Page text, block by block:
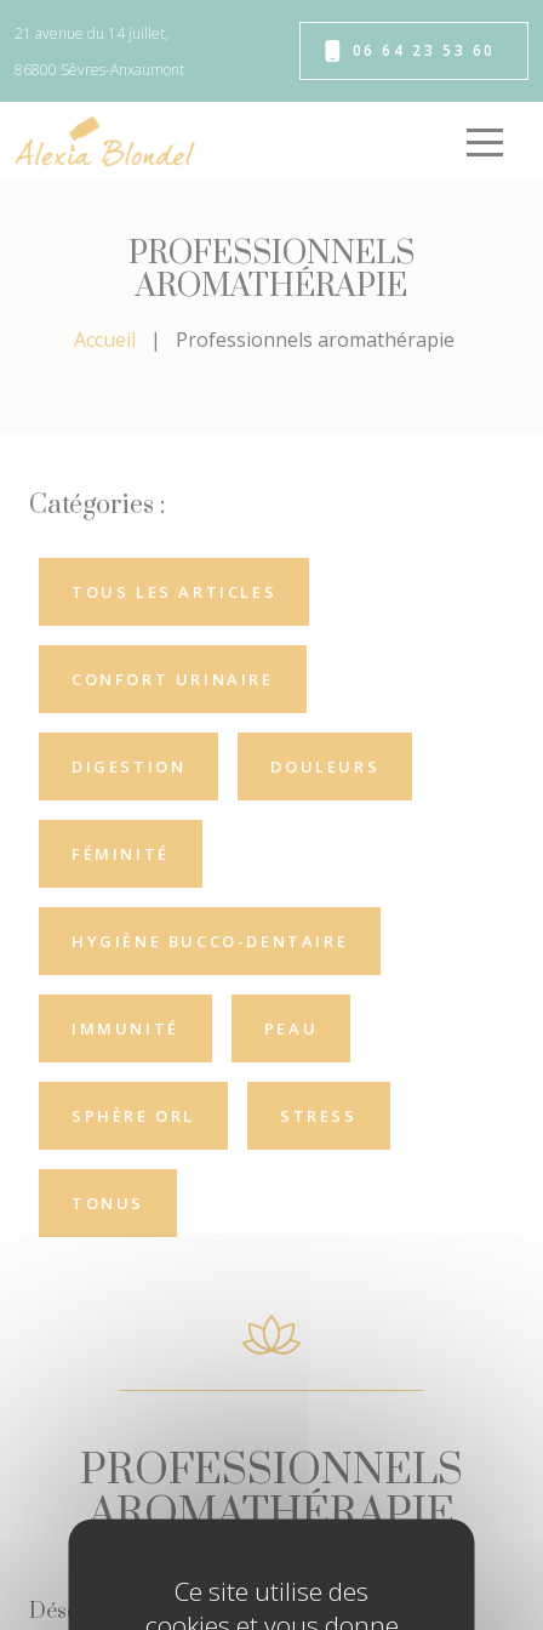
21 avenue du 14 juillet,
86800 Sèvres-Anxaumont
06 64 23 53 60
PROFESSIONNELS
AROMATHÉRAPIE
Accueil Professionnels aromathérapie
Catégories :
TOUS LES ARTICLES
CONFORT URINAIRE
DIGESTION DOULEURS
FÉMINITÉ
HYGIÈNE BUCCO-DENTAIRE
IMMUNITÉ PEAU
SPHÈRE ORL STRESS
TONUS
PROFESSIONNELS
AROMATHÉRAPIE
Désolé, aucun contenu disponible.
Ce site utilise des